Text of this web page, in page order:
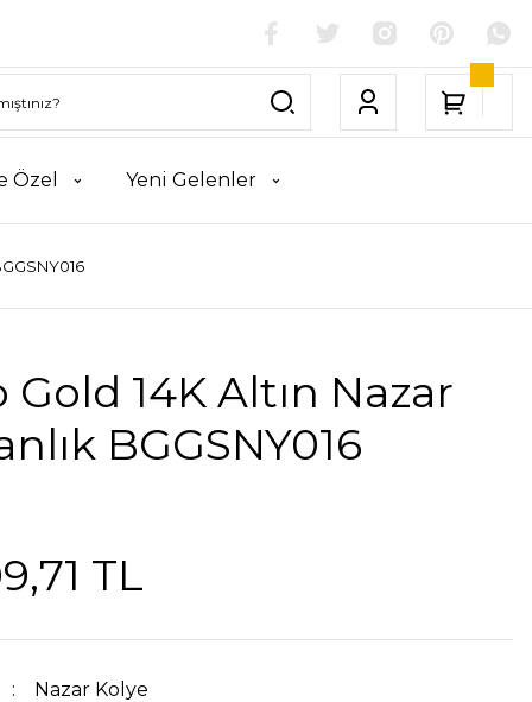
Özel Yeni Gelenler
Gold 14K Altın Nazar
BGGSNY016
TL
Nazar Kolye